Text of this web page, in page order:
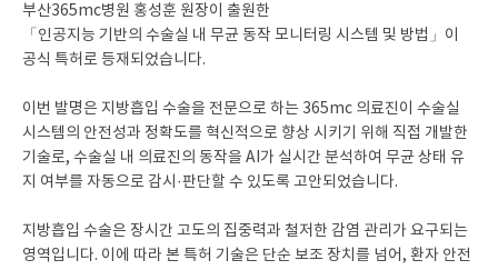
부산365mc병원 홍성훈 원장이 출원한
「인공지능 기반의 수술실 내 무균 동작 모니터링 시스템 및 방법」이
공식 특허로 등재되었습니다.
이번 발명은 지방흡입 수술을 전문으로 하는 365mc 의료진이 수술실
시스템의 안전성과 정확도를 혁신적으로 향상 시키기 위해 직접 개발한
기술로, 수술실 내 의료진의 동작을 AI가 실시간 분석하여 무균 상태 유
지 여부를 자동으로 감시·판단할 수 있도록 고안되었습니다.
지방흡입 수술은 장시간 고도의 집중력과 철저한 감염 관리가 요구되는
영역입니다. 이에 따라 본 특허 기술은 단순 보조 장치를 넘어, 환자 안전